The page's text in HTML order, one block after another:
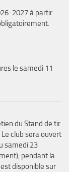
2027 à partir
le samedi 11
du Stand de tir
club sera ouvert
samedi 23
pendant la
disponible sur